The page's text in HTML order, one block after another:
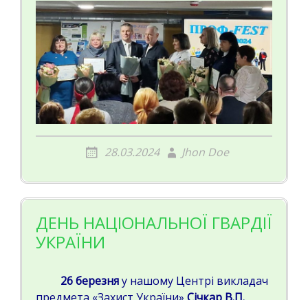
28.03.2024 Jhon Doe
ДЕНЬ НАЦІОНАЛЬНОЇ ГВАРДІЇ
УКРАЇНИ
26 березняу нашому Центрі викладач